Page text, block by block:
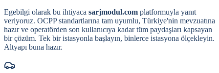
Egebilgi olarak bu ihtiyaca sarjmodul.com platformuyla yanıt
veriyoruz. OCPP standartlarına tam uyumlu, Türkiye'nin mevzuatına
hazır ve operatörden son kullanıcıya kadar tüm paydaşları kapsayan
bir çözüm. Tek bir istasyonla başlayın, binlerce istasyona ölçekleyin.
Altyapı buna hazır.